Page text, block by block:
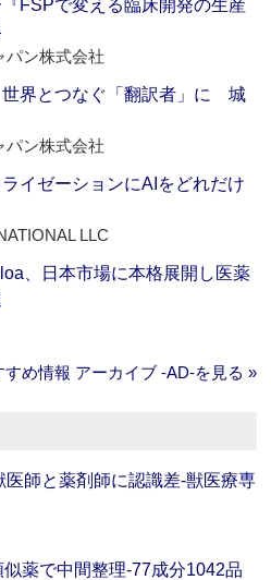
『FSPで変える臨床開発の生産
パン株式会社
世界とつなぐ「翻訳者」に 城
パン株式会社
イゼーションにAIをどれだけ
LLC
、日本市場に本格展開し医薬
すめ情報 アーカイブ ‐AD‐を見る »
医師と薬剤師に認識差‐獣医療専
似薬で中間整理‐77成分1042品